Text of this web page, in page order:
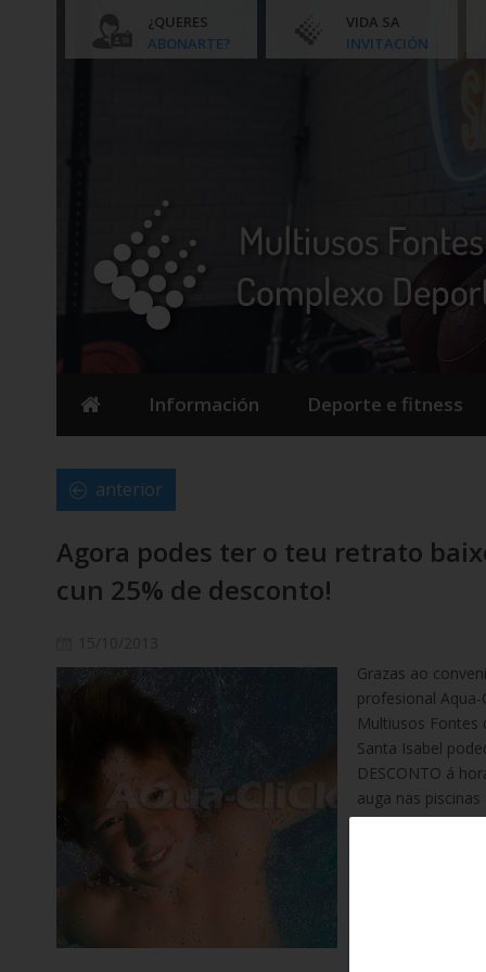
¿QUERES
ABONARTE?
VIDA SA
INVITACIÓN
Información Deporte e fitness
anterior
Agora podes ter o teu retrato
cun 25% de desconto!
Grazas ao
profesional
Multiusos Fontes
Santa Isabel
DESCONTO á
auga nas